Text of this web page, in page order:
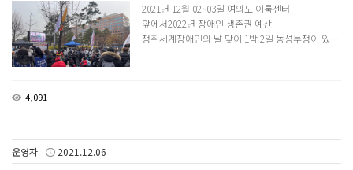
2021년 12월 02~03일​ 여의도 이룸센터
앞에서2022년 장애인 생존권 예산
쟁취세계장애인의 날 맞이 1박 2일 농성투쟁이 있…
4,091
운영자 2021.12.06